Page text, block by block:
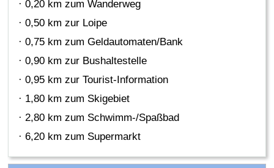
· 0,20 km zum Wanderweg
· 0,50 km zur Loipe
· 0,75 km zum Geldautomaten/Bank
· 0,90 km zur Bushaltestelle
· 0,95 km zur Tourist-Information
· 1,80 km zum Skigebiet
· 2,80 km zum Schwimm-/Spaßbad
· 6,20 km zum Supermarkt